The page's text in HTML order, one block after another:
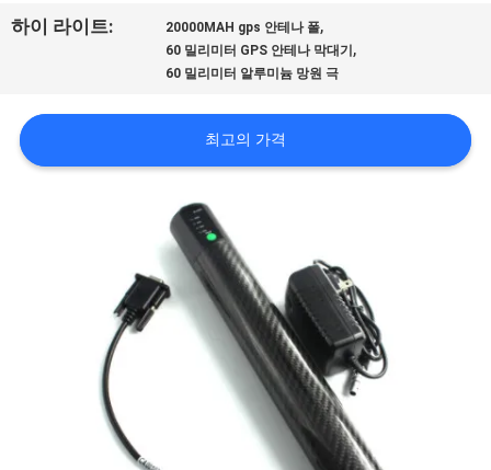
행
질
하이 라이트: 20000MAH gps 안테나 폴,
60 밀리미터 GPS 안테나 막대기 ,
60 밀리미터 알루미늄 망원 극
최고의 가격